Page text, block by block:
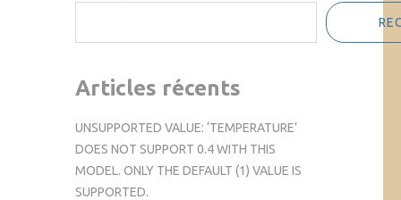
Articles récents
UNSUPPORTED VALUE: ‘TEMPERATURE’
DOES NOT SUPPORT 0.4 WITH THIS
MODEL. ONLY THE DEFAULT (1) VALUE IS
SUPPORTED.